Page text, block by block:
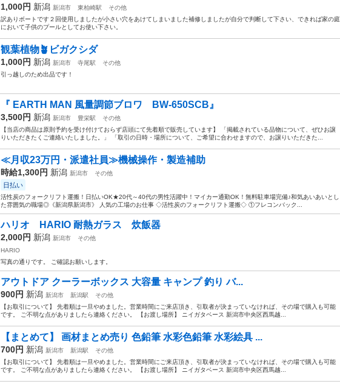
1,000円 新潟 新潟市 東柏崎駅
その他
訳ありボートです２回使用しましたが小さい穴をあけてしまいました補修しましたが自分で判断して下さい、できれば家の庭
において子供のプールとしてお使い下さい。
観葉植物🪴ビガクシダ
1,000円 新潟 新潟市 寺尾駅
その他
引っ越しのため出品です！
『 EARTH MAN 風量調節ブロワ BW-650SCB』
3,500円 新潟 新潟市 豊栄駅
その他
【当店の商品は原則予約を受け付けておらず店頭にて先着順で販売しています】 「掲載されている品物について、ぜひお譲
りいただきたくご連絡いたしました。」 「取引の日時・場所について、ご希望に合わせますので、お譲りいただきた...
≪月収23万円・派遣社員≫機械操作・製造補助
時給1,300円 新潟 新潟市 その他
日払い
活性炭のフォークリフト運搬！日払いOK★20代～40代の男性活躍中！マイカー通勤OK！無料駐車場完備♪和気あいあいとし
た雰囲気の職場◎《新潟県新潟市》 人気の工場のお仕事 ◇活性炭のフォークリフト運搬◇ ①フレコンバック...
ハリオ HARIO 耐熱ガラス 炊飯器
2,000円 新潟 新潟市
その他
HARIO
写真の通りです。 ご確認お願いします。
アウトドア クーラーボックス 大容量 キャンプ 釣り バ...
900円 新潟 新潟市 新潟駅
その他
【お取引について】 先着順は一旦やめました。営業時間にご来店頂き、引取者が決まっていなければ、その場で購入も可能
です。 ご不明な点がありましたら連絡ください。 【お渡し場所】 ニイガタベース 新潟市中央区西馬越...
【まとめて】 画材まとめ売り 色鉛筆 水彩色鉛筆 水彩絵具 ...
700円 新潟 新潟市 新潟駅
その他
【お取引について】 先着順は一旦やめました。営業時間にご来店頂き、引取者が決まっていなければ、その場で購入も可能
です。 ご不明な点がありましたら連絡ください。 【お渡し場所】 ニイガタベース 新潟市中央区西馬越...